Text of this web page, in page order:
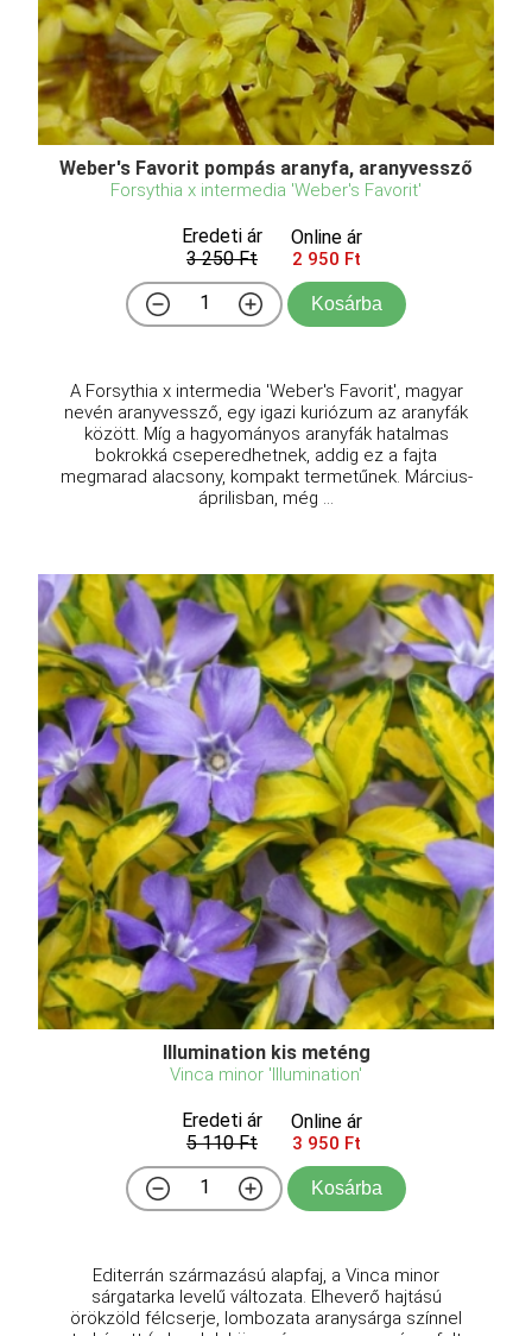
Weber's Favorit pompás aranyfa, aranyvessző
Forsythia x intermedia 'Weber's Favorit'
Eredeti ár
3 250 Ft
Online ár
2 950 Ft
Kosárba
A Forsythia x intermedia 'Weber's Favorit', magyar
nevén aranyvessző, egy igazi kuriózum az aranyfák
között. Míg a hagyományos aranyfák hatalmas
bokrokká cseperedhetnek, addig ez a fajta
megmarad alacsony, kompakt termetűnek. Március-
áprilisban, még ...
Illumination kis meténg
Vinca minor 'Illumination'
Eredeti ár
5 110 Ft
Online ár
3 950 Ft
Kosárba
Editerrán származású alapfaj, a Vinca minor
sárgatarka levelű változata. Elheverő hajtású
örökzöld félcserje, lombozata aranysárga színnel